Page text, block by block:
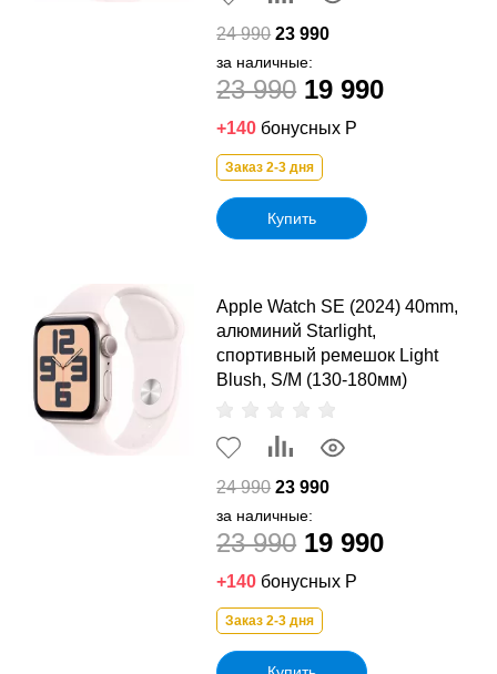
24 990 23 990
за наличные:
23 990 19 990
+140 бонусных Р
Заказ 2-3 дня
Купить
Apple Watch SE (2024) 40mm,
алюминий Starlight,
спортивный ремешок Light
Blush, S/M (130-180мм)
24 990 23 990
за наличные:
23 990 19 990
+140 бонусных Р
Заказ 2-3 дня